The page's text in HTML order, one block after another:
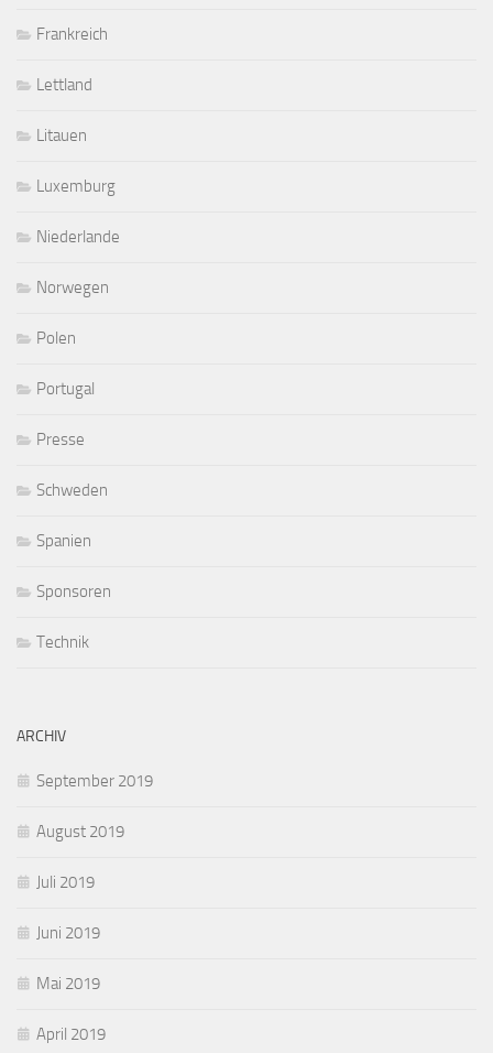
Frankreich
Lettland
Litauen
Luxemburg
Niederlande
Norwegen
Polen
Portugal
Presse
Schweden
Spanien
Sponsoren
Technik
ARCHIV
September 2019
August 2019
Juli 2019
Juni 2019
Mai 2019
April 2019